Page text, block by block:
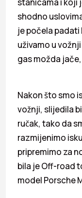
shodno
je počela padati
uživamo u
gas možda
Nakon što smo
vožnji, slijedila
ručak, tako da
razmijenimo
pripremimo za
bila je Off-road
model Porsche